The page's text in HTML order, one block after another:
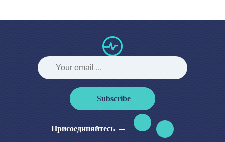
Subscribe
Присоединяйтесь